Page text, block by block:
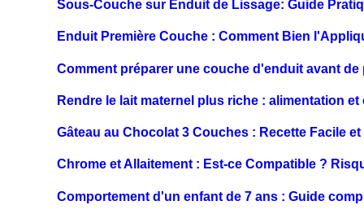
Sous-Couche sur Enduit de Lissage: Guide
Enduit Première Couche : Comment Bien
Comment préparer une couche d'enduit avant
Rendre le lait maternel plus riche : alimentation
Gâteau au Chocolat 3 Couches : Recette Facile
Chrome et Allaitement : Est-ce Compatible ?
Comportement d'un enfant de 7 ans : Guide